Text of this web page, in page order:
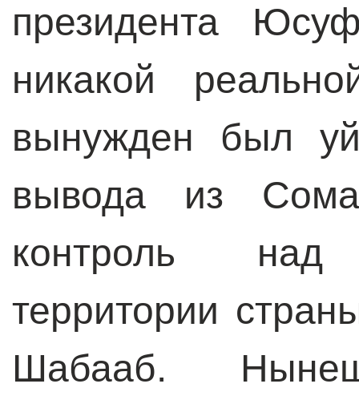
президента
никакой
вынужден был
вывода из
контроль
территории
Шабааб.